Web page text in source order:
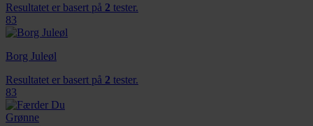
Resultatet er basert på 2 tester.
83
Borg Juleøl
Resultatet er basert på 2 tester.
83